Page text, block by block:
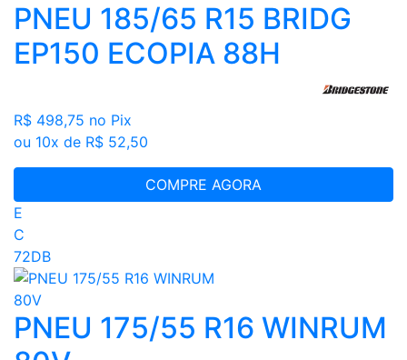
PNEU 185/65 R15 BRIDG
EP150 ECOPIA 88H
R$ 498,75 no Pix
ou 10x de R$ 52,50
COMPRE AGORA
E
C
72DB
PNEU 175/55 R16 WINRUM